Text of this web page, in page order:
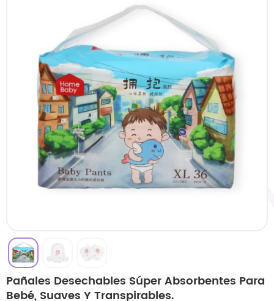
Pañales Desechables Súper Absorbentes Para
Bebé, Suaves Y Transpirables.